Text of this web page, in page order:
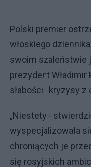
Polski premier
włoskiego
swoim szaleństwie
prezydent Władimir
słabości i kryzysy z
„Niestety -
wyspecjalizowała
chroniących je
się rosyjskich